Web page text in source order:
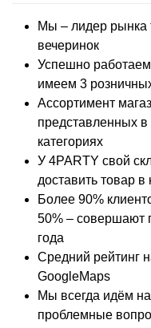
Мы – лидер рынка
вечеринок
Успешно
имеем 3
Ассортимент
представленных
категориях
У 4PARTY свой
доставить товар
Более 90%
50% – совершают
года
Средний рейтинг
GoogleMaps
Мы всегда идём
проблемные